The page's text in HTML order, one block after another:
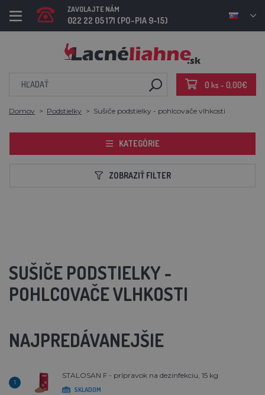
ZAVOLAJTE NÁM
022 22 05 171 (PO-PIA 9-15)
0 ks - 0,00€
Domov Podstielky Sušiče podstielky - pohlcovače vlhkosti
KATEGÓRIE
ZOBRAZIŤ FILTER
SUŠIČE PODSTIELKY -
POHLCOVAČE VLHKOSTI
NAJPREDÁVANEJŠIE
1
STALOSAN F - prípravok na dezinfekciu, 15 kg
SKLADOM